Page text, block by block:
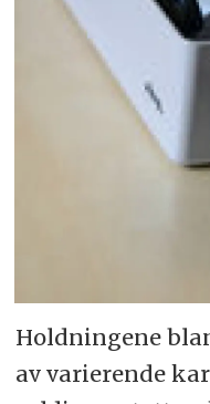
Holdningene
av varierende